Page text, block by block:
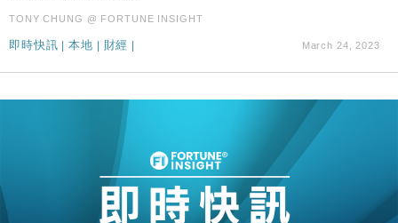
TONY CHUNG @ FORTUNE INSIGHT
即時快訊 |本地 | 財經 | March 24, 2023